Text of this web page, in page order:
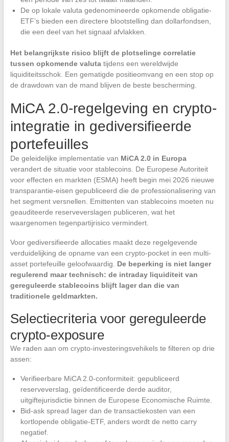
De op lokale valuta gedenomineerde opkomende obligatie-
ETF’s bieden een directere blootstelling dan dollarfondsen,
die een deel van het signaal afvlakken.
Het belangrijkste risico blijft de plotselinge correlatie
tussen opkomende valutatijdens een wereldwijde
liquiditeitsschok. Een gematigde positieomvang en een stop op
de drawdown van de mand blijven de beste bescherming.
MiCA 2.0-regelgeving en crypto-
integratie in gediversifieerde
portefeuilles
De geleidelijke implementatie van MiCA 2.0 in Europa
verandert de situatie voor stablecoins. De Europese Autoriteit
voor effecten en markten (ESMA) heeft begin mei 2026 nieuwe
transparantie-eisen gepubliceerd die de professionalisering van
het segment versnellen. Emittenten van stablecoins moeten nu
geauditeerde reserveverslagen publiceren, wat het
waargenomen tegenpartijrisico vermindert.
Voor gediversifieerde allocaties maakt deze regelgevende
verduidelijking de opname van een crypto-pocket in een multi-
asset portefeuille geloofwaardig. De beperking is niet langer
regulerend maar technisch: de intraday liquiditeit van
gereguleerde stablecoins blijft lager dan die van
traditionele geldmarkten.
Selectiecriteria voor gereguleerde
crypto-exposure
We raden aan om crypto-investeringsvehikels te filteren op drie
assen:
Verifieerbare MiCA 2.0-conformiteit: gepubliceerd
reserveverslag, geïdentificeerde derde auditor,
uitgiftejurisdictie binnen de Europese Economische Ruimte.
Bid-ask spread lager dan de transactiekosten van een
kortlopende obligatie-ETF, anders wordt de netto carry
negatief.